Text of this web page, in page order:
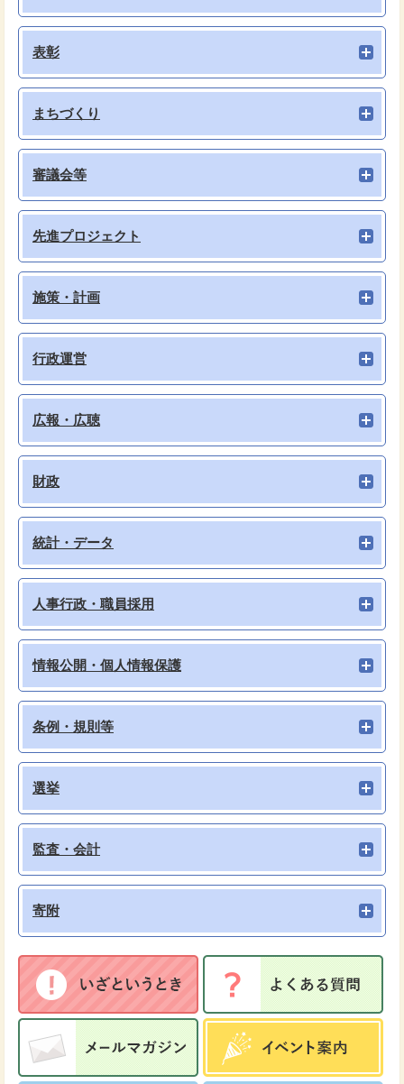
表彰
まちづくり
審議会等
先進プロジェクト
施策・計画
行政運営
広報・広聴
財政
統計・データ
人事行政・職員採用
情報公開・個人情報保護
条例・規則等
選挙
監査・会計
寄附